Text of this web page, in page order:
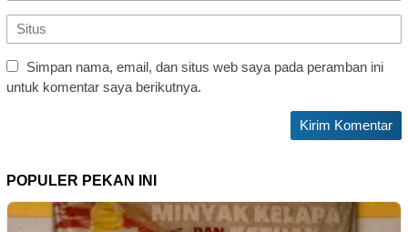
Simpan nama, email, dan situs web saya pada peramban ini
untuk komentar saya berikutnya.
POPULER PEKAN INI